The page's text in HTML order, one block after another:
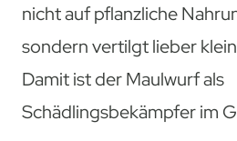
nicht auf pflanzliche
sondern vertilgt lieber
Damit ist der Maulwurf als
Schädlingsbekämpfer im